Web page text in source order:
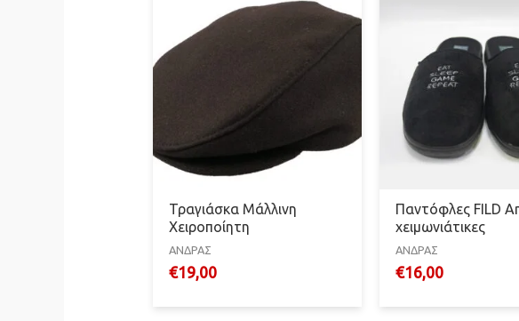
Τραγιάσκα Μάλλινη
Χειροποίητη
ΑΝΔΡΑΣ
€19,00
Παντόφλες FILD
χειμωνιάτικες
ΑΝΔΡΑΣ
€16,00